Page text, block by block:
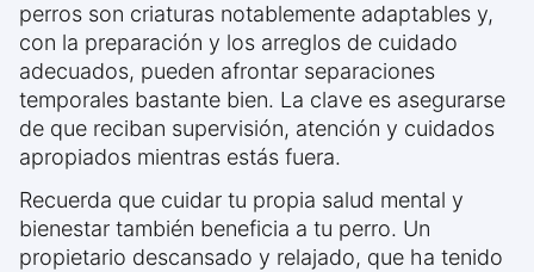
perros son criaturas notablemente adaptables y,
con la preparación y los arreglos de cuidado
adecuados, pueden afrontar separaciones
temporales bastante bien. La clave es asegurarse
de que reciban supervisión, atención y cuidados
apropiados mientras estás fuera.
Recuerda que cuidar tu propia salud mental y
bienestar también beneficia a tu perro. Un
propietario descansado y relajado, que ha tenido